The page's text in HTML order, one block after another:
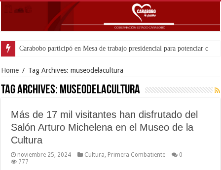
Home / Tag Archives: museodelacultura
Tag Archives: museodelacultura
Más de 17 mil visitantes han disfrutado del
Salón Arturo Michelena en el Museo de la
Cultura
noviembre 25, 2024 Cultura Primera Combatiente
0
777